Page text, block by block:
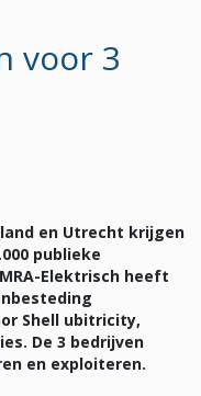
voor 3
en Utrecht krijgen
publieke
Elektrisch heeft
Shell ubitricity,
De 3 bedrijven
en exploiteren.